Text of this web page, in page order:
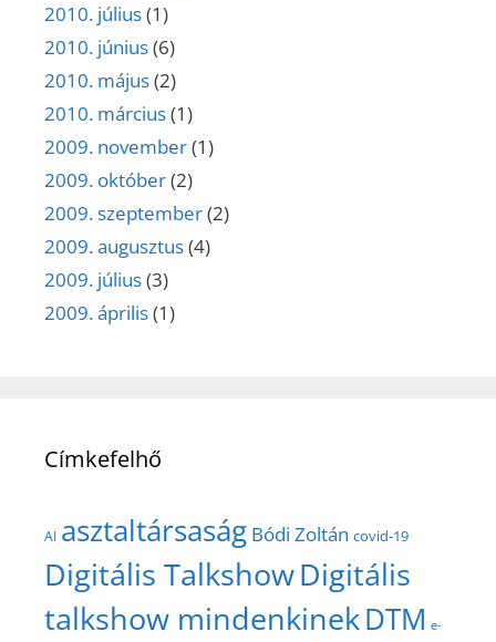
2010. július(1)
2010. június(6)
2010. május(2)
2010. március(1)
2009. november(1)
2009. október(2)
2009. szeptember(2)
2009. augusztus(4)
2009. július(3)
2009. április(1)
Címkefelhő
AI asztaltársaság Bódi Zoltán covid-19
Digitális TalkshowDigitális
talkshow mindenkinekDTM e-